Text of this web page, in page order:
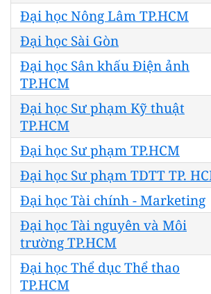
Đại học Nông Lâm TP.HCM
Đại học Sài Gòn
Đại học Sân khấu Điện ảnh
TP.HCM
Đại học Sư phạm Kỹ thuật
TP.HCM
Đại học Sư phạm TP.HCM
Đại học Sư phạm TDTT TP.
Đại học Tài chính - Marketing
Đại học Tài nguyên và Môi
trường TP.HCM
Đại học Thể dục Thể thao
TP.HCM